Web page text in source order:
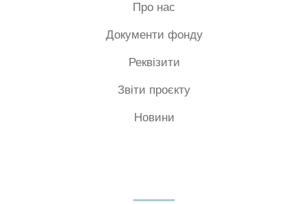
Про нас
Документи фонду
Реквізити
Звіти проєкту
Новини